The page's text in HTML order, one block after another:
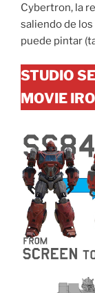
Cybertron, la
saliendo de
puede pintar
STUDIO
MOVIE